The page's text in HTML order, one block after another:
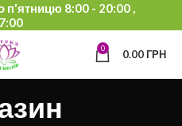
п'ятницю 8:00 - 20:00 ,
0 0.00ГРН